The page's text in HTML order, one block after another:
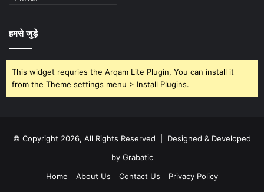
हमसे जुड़े
This widget requries the Arqam Lite Plugin, You can install it
from the Theme settings menu > Install Plugins.
© Copyright 2026, All Rights Reserved | Designed & Developed
by Grabatic
Home
About Us Contact Us
Privacy Policy